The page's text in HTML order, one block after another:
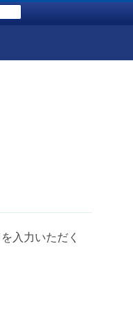
入力いただく